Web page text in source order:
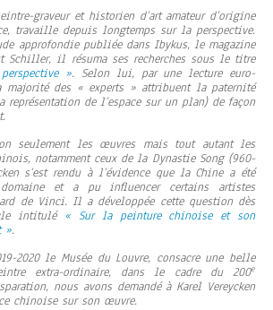
graveur et historien d’art amateur d’origine
travaille depuis longtemps sur la perspective.
approfondie publiée dans Ibykus, le magazine
Schiller, il résuma ses recherches sous le titre
». Selon lui, par une lecture euro-
majorité des « experts » attribuent la paternité
représentation de l’espace sur un plan) de façon
seulement les œuvres mais tout autant les
notamment ceux de la Dynastie Song (960-
s’est rendu à l’évidence que la Chine a été
et a pu influencer certains artistes
de Vinci. Il a développée cette question dès
intitulé « Sur la peinture chinoise et son
».
2020 le Musée du Louvre, consacre une belle
extra-ordinaire, dans le cadre du 200e
nous avons demandé à Karel Vereycken
chinoise sur son œuvre.